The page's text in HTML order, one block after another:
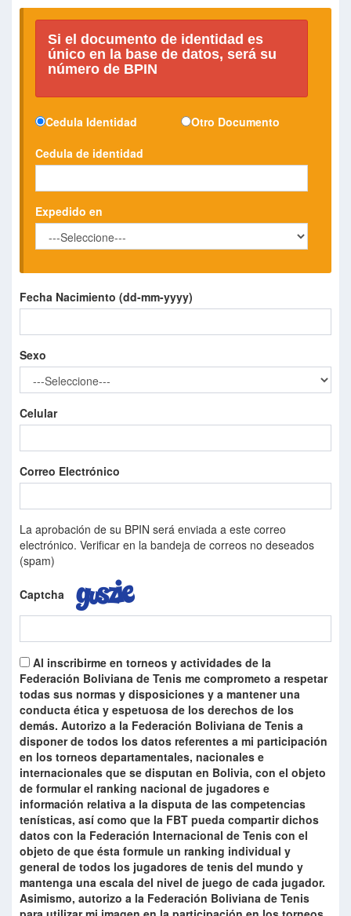
Si el documento de identidad es
único en la base de datos, será su
número de BPIN
Cedula Identidad
Otro Documento
Cedula de identidad
Expedido en
Fecha Nacimiento (dd-mm-yyyy)
Sexo
Celular
Correo Electrónico
La aprobación de su BPIN será enviada a este correo
electrónico. Verificar en la bandeja de correos no deseados
(spam)
Captcha
Al inscribirme en torneos y actividades de la
Federación Boliviana de Tenis me comprometo a respetar
todas sus normas y disposiciones y a mantener una
conducta ética y espetuosa de los derechos de los
demás. Autorizo a la Federación Boliviana de Tenis a
disponer de todos los datos referentes a mi participación
en los torneos departamentales, nacionales e
internacionales que se disputan en Bolivia, con el objeto
de formular el ranking nacional de jugadores e
información relativa a la disputa de las competencias
tenísticas, así como que la FBT pueda compartir dichos
datos con la Federación Internacional de Tenis con el
objeto de que ésta formule un ranking individual y
general de todos los jugadores de tenis del mundo y
mantenga una escala del nivel de juego de cada jugador.
Asimismo, autorizo a la Federación Boliviana de Tenis